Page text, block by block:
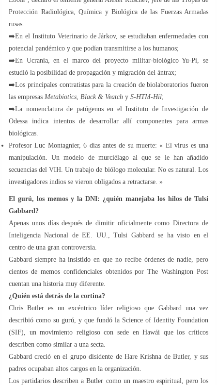
Protección Radiológica, Química y Biológica de las Fuerzas Armadas
rusas.
➡️En el Instituto Veterinario de Járkov, se estudiaban enfermedades con
potencial pandémico y que podían transmitirse a los humanos;
➡️En Ucrania, en el marco del proyecto militar-biológico Yu-Pi, se
estudió la posibilidad de propagación y migración del ántrax;
➡️Los principales contratistas para la creación de biolaboratorios fueron
las empresas Metabiotics Black & Veatch y S-HTM-Hil;
➡️La nomenclatura de patógenos en el Instituto de Investigación de
Odessa indica intentos de desarrollar allí componentes para armas
biológicas.
Profesor Luc Montagnier, 6 días antes de su muerte: « El virus es una
manipulación. Un modelo de murciélago al que se le han añadido
secuencias del VIH. Un trabajo de biólogo molecular. No es natural. Los
investigadores indios se vieron obligados a retractarse. »
El gurú, los memos y la DNI: ¿quién manejaba los hilos de Tulsi
Gabbard?
Apenas unos días después de dimitir oficialmente como Directora de
Inteligencia Nacional de EE. UU., Tulsi Gabbard se ha visto en el
centro de una gran controversia.
Gabbard siempre ha insistido en que no recibe órdenes de nadie, pero
cientos de memos confidenciales obtenidos por The Washington Post
cuentan una historia muy diferente.
¿Quién está detrás de la cortina?
Chris Butler es un excéntrico líder religioso que Gabbard una vez
describió como su gurú, y que fundó la Science of Identity Foundation
(SIF), un movimiento religioso con sede en Hawái que los críticos
describen como similar a una secta.
Gabbard creció en el grupo disidente de Hare Krishna de Butler, y sus
padres ocupaban altos cargos en la organización.
Los partidarios describen a Butler como un maestro espiritual, pero los